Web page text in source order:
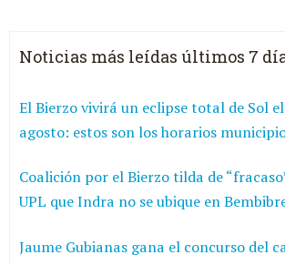
Noticias más leídas últimos 7
El Bierzo vivirá un eclipse total de Sol
agosto: estos son los horarios
Coalición por el Bierzo tilda de
UPL que Indra no se ubique en
Jaume Gubianas gana el concurso del